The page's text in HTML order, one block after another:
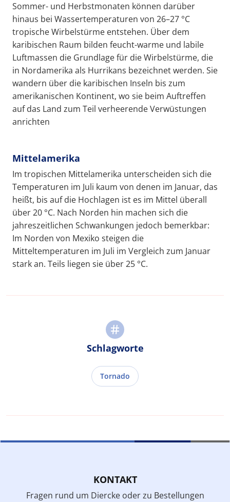
Sommer- und Herbstmonaten können darüber
hinaus bei Wassertemperaturen von 26–27 °C
tropische Wirbelstürme entstehen. Über dem
karibischen Raum bilden feucht-warme und labile
Luftmassen die Grundlage für die Wirbelstürme, die
in Nordamerika als Hurrikans bezeichnet werden. Sie
wandern über die karibischen Inseln bis zum
amerikanischen Kontinent, wo sie beim Auftreffen
auf das Land zum Teil verheerende Verwüstungen
anrichten
Mittelamerika
Im tropischen Mittelamerika unterscheiden sich die
Temperaturen im Juli kaum von denen im Januar, das
heißt, bis auf die Hochlagen ist es im Mittel überall
über 20 °C. Nach Norden hin machen sich die
jahreszeitlichen Schwankungen jedoch bemerkbar:
Im Norden von Mexiko steigen die
Mitteltemperaturen im Juli im Vergleich zum Januar
stark an. Teils liegen sie über 25 °C.
Schlagworte
Tornado
KONTAKT
Fragen rund um Diercke oder zu Bestellungen